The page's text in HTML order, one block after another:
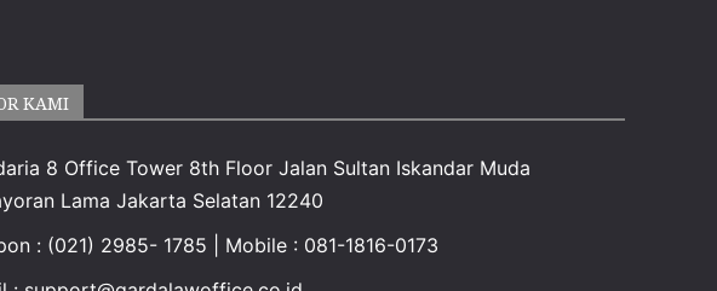
KAMI
8 Office Tower 8th Floor Jalan Sultan Iskandar Muda
Lama Jakarta Selatan 12240
: (021) 2985- 1785 | Mobile : 081-1816-0173